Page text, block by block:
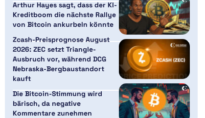
Arthur Hayes sagt, dass der KI-
Kreditboom die nächste Rallye
von Bitcoin ankurbeln könnte
Zcash-Preisprognose August
2026: ZEC setzt Triangle-
Ausbruch vor, während DCG
Nebraska-Bergbaustandort
kauft
Die Bitcoin-Stimmung wird
bärisch, da negative
Kommentare zunehmen